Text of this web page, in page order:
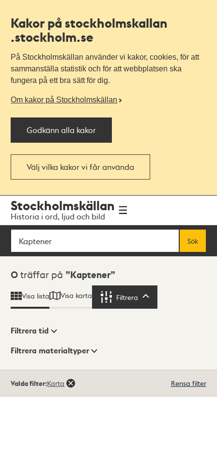
Kakor på stockholmskallan
.stockholm.se
På Stockholmskällan använder vi kakor, cookies, för att
sammanställa statistik och för att webbplatsen ska
fungera på ett bra sätt för dig.
Om kakor på Stockholmskällan
Godkänn alla kakor
Välj vilka kakor vi får använda
navigationen
huvudinnehållet
Stockholmskällan
Historia i ord, ljud och bild
Sök
Sök
Sökresultat
0 träffar på Kaptener
Visa lista Visa karta Filtrera
Visningsläge
Filtrera tid
Filtrera materialtyper
träffar
Valda filter:Karta Rensa filter